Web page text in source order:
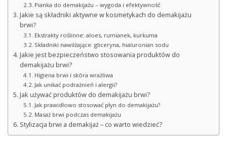
Pianka do demakijażu – wygoda i efektywność
Jakie są składniki aktywne w kosmetykach do demakijażu
brwi?
Ekstrakty roślinne: aloes, rumianek, kurkuma
Składniki nawilżające: gliceryna, hialuronian sodu
Jakie jest bezpieczeństwo stosowania produktów do
demakijażu brwi?
Higiena brwi i skóra wrażliwa
Jak unikać podrażnień i alergii?
Jak używać produktów do demakijażu brwi?
Jak prawidłowo stosować płyn do demakijażu?
Masaż brwi podczas demakijażu
Stylizacja brwi a demakijaż – co warto wiedzieć?